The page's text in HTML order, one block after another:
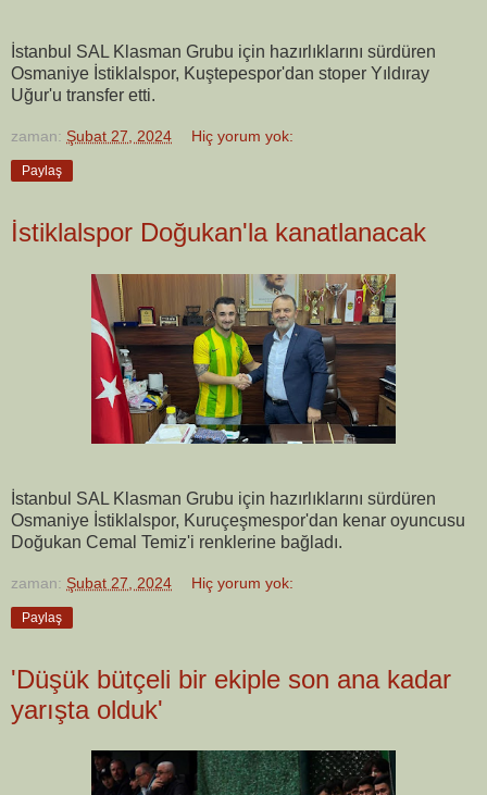
İstanbul SAL Klasman Grubu için hazırlıklarını sürdüren
Osmaniye İstiklalspor, Kuştepespor'dan stoper Yıldıray
Uğur'u transfer etti.
zaman: Şubat 27, 2024 Hiç yorum yok:
Paylaş
İstiklalspor Doğukan'la kanatlanacak
İstanbul SAL Klasman Grubu için hazırlıklarını sürdüren
Osmaniye İstiklalspor, Kuruçeşmespor'dan kenar oyuncusu
Doğukan Cemal Temiz'i renklerine bağladı.
zaman: Şubat 27, 2024 Hiç yorum yok:
Paylaş
'Düşük bütçeli bir ekiple son ana kadar
yarışta olduk'